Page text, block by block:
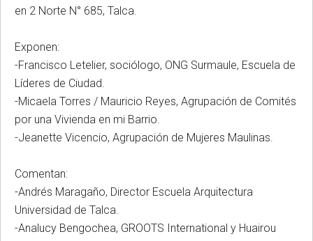
en 2 Norte N° 685, Talca.
Exponen:
-Francisco Letelier, sociólogo, ONG Surmaule, Escuela de
Líderes de Ciudad.
-Micaela Torres / Mauricio Reyes, Agrupación de Comités
por una Vivienda en mi Barrio.
-Jeanette Vicencio, Agrupación de Mujeres Maulinas.
Comentan:
-Andrés Maragaño, Director Escuela Arquitectura
Universidad de Talca.
-Analucy Bengochea, GROOTS International y Huairou